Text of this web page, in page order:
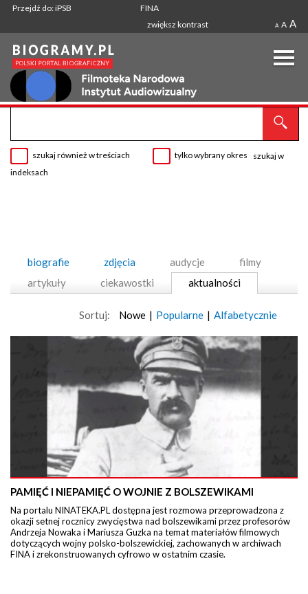
Przejdź do: iPSB
FINA
zwiększ kontrast
A A A
szukaj również w treściach tylko wybrany okres
szukaj w
indeksach
biografie zdjęcia audycje
filmy
artykuły
ciekawostki aktualności
Sortuj: Nowe | Popularne | Alfabetycznie
PAMIĘĆ I NIEPAMIĘĆ O WOJNIE Z BOLSZEWIKAMI
Na portalu NINATEKA.PL dostępna jest rozmowa przeprowadzona z
okazji setnej rocznicy zwycięstwa nad bolszewikami przez profesorów
Andrzeja Nowaka i Mariusza Guzka na temat materiałów filmowych
dotyczących wojny polsko-bolszewickiej, zachowanych w archiwach
FINA i zrekonstruowanych cyfrowo w ostatnim czasie.